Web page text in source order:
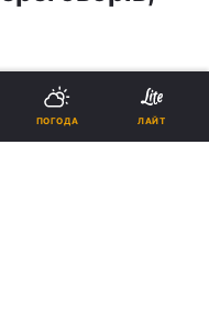
ПОГОДА ЛАЙТ